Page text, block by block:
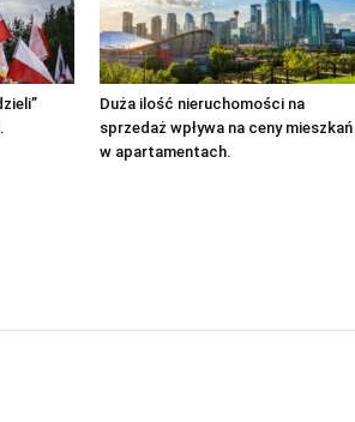
Duża ilość nieruchomości na
sprzedaż wpływa na ceny mieszkań
w apartamentach.